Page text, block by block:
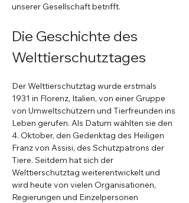
unserer Gesellschaft betrifft.
Die Geschichte des
Welttierschutztages
Der Welttierschutztag wurde erstmals
1931 in Florenz, Italien, von einer Gruppe
von Umweltschützern und Tierfreunden ins
Leben gerufen. Als Datum wählten sie den
4. Oktober, den Gedenktag des Heiligen
Franz von Assisi, des Schutzpatrons der
Tiere. Seitdem hat sich der
Welttierschutztag weiterentwickelt und
wird heute von vielen Organisationen,
Regierungen und Einzelpersonen